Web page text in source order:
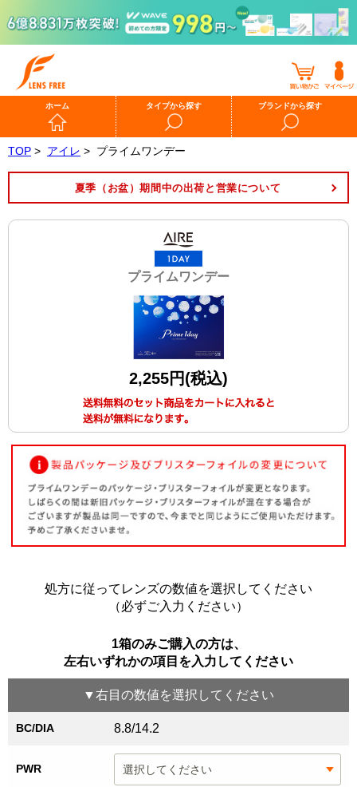
ホーム タイプから探す ブランドから探す
TOP > アイレ > プライムワンデー
夏季（お盆）期間中の出荷と営業について
プライムワンデー
2,255円(税込)
処方に従ってレンズの数値を選択してください
（必ずご入力ください）
1箱のみご購入の方は、
左右いずれかの項目を入力してください
▼右目 の数値を選択してください
BC/DIA 8.8/14.2
PWR